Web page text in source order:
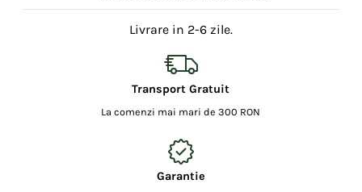
Livrare in 2-6 zile.
Transport Gratuit
La comenzi mai mari de 300 RON
Garantie